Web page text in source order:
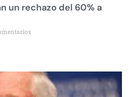
un rechazo del 60% a